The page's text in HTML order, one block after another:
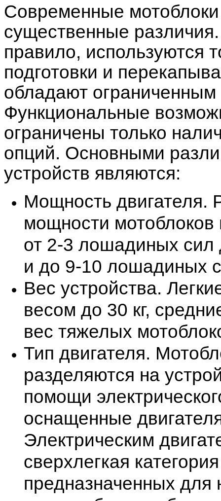
Современные
существенные
правило, используются
подготовки и
обладают
Функциональные
ограничены только
опций. Основными
устройств являются:
Мощность двигателя.
мощности мотоблоков
от 2-3 лошадиных сил
и до 9-10 лошадиных
Вес устройства.
весом до 30 кг,
вес тяжелых
Тип двигателя.
разделяются на
помощи
оснащенные
Электрическим
сверхлегкая
предназначенных